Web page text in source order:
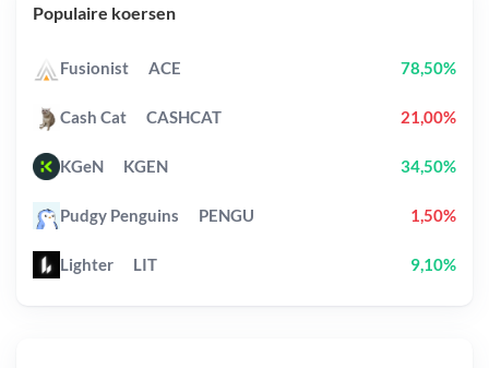
Populaire koersen
Fusionist ACE 78,50%
Cash Cat CASHCAT 21,00%
KGeN KGEN 34,50%
Pudgy Penguins PENGU 1,50%
Lighter LIT 9,10%